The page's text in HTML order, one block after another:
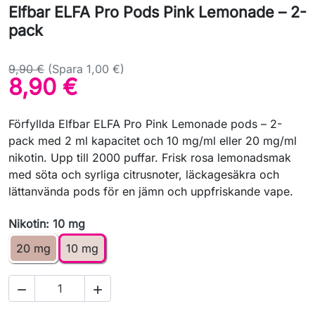
Elfbar ELFA Pro Pods Pink Lemonade – 2-
pack
9,90 € (Spara 1,00 €)
8,90 €
Förfyllda Elfbar ELFA Pro Pink Lemonade pods – 2-
pack med 2 ml kapacitet och 10 mg/ml eller 20 mg/ml
nikotin. Upp till 2000 puffar. Frisk rosa lemonadsmak
med söta och syrliga citrusnoter, läckagesäkra och
lättanvända pods för en jämn och uppfriskande vape.
Nikotin: 10 mg
20 mg
10 mg
 